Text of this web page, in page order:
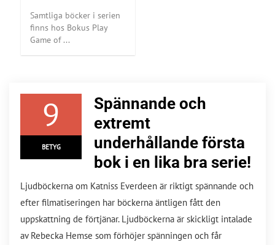
Samtliga böcker i serien
finns hos Bokus Play
Game of ...
9
BETYG
Spännande och
extremt
underhållande första
bok i en lika bra serie!
Ljudböckerna om Katniss Everdeen är riktigt spännande och
efter filmatiseringen har böckerna äntligen fått den
uppskattning de förtjänar. Ljudböckerna är skickligt intalade
av Rebecka Hemse som förhöjer spänningen och får